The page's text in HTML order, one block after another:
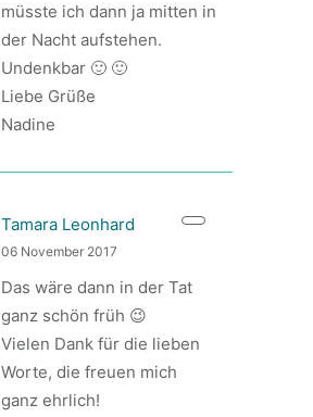
müsste ich dann ja mitten in
der Nacht aufstehen.
Undenkbar 🙂 🙂
Liebe Grüße
Nadine
Tamara Leonhard
06 November 2017
Das wäre dann in der Tat
ganz schön früh 😉
Vielen Dank für die lieben
Worte, die freuen mich
ganz ehrlich!